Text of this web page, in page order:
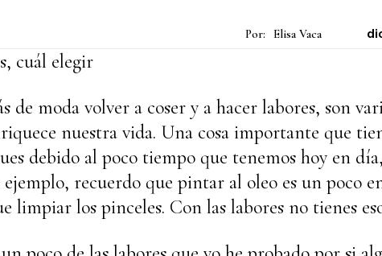
Por: Elisa Vaca
cuál elegir
de moda volver a coser y a hacer labores, son
nuestra vida. Una cosa importante que
debido al poco tiempo que tenemos hoy en
recuerdo que pintar al oleo es un poco
limpiar los pinceles. Con las labores no tienes